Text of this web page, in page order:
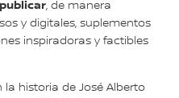
, de manera
y digitales, suplementos
inspiradoras y factibles
historia de José Alberto